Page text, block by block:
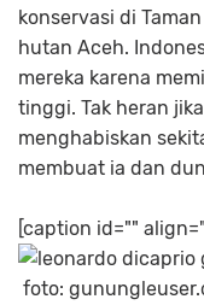
konservasi di
hutan Aceh.
mereka karena
tinggi. Tak heran
menghabiskan
membuat ia dan
[caption id=""
foto: